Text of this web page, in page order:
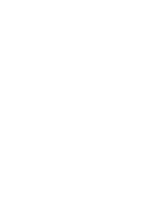
क्लिक करा.
येथे क्लिक करा.